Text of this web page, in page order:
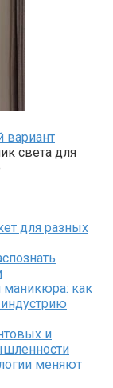
вариант
света для
для разных
как
и
меняют